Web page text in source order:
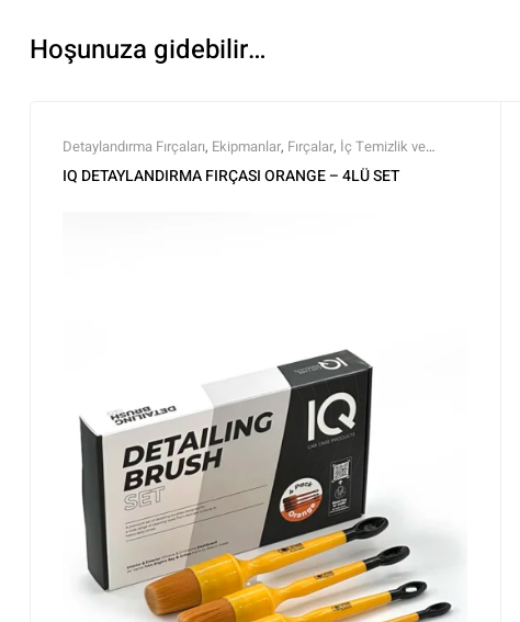
Hoşunuza gidebilir…
Detaylandırma Fırçaları, Ekipmanlar, Fırçalar, İç Temizlik ve
Bakım,IQ Car Care Products,Markalar,Tüm Ürünler,Tüm Ürünler
IQ DETAYLANDIRMA FIRÇASI ORANGE – 4LÜ SET